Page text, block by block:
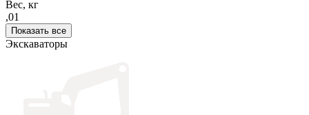
Вес, кг
,01
Показать все
Экскаваторы